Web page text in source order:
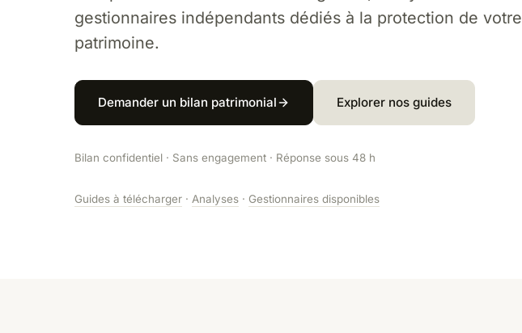
gestionnaires indépendants dédiés à la protection de votre
patrimoine.
Demander un bilan patrimonial Explorer nos guides
Bilan confidentiel · Sans engagement · Réponse sous 48 h
Guides à télécharger · Analyses · Gestionnaires disponibles